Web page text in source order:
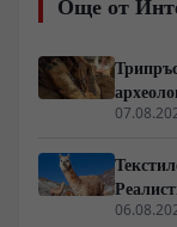
комуникацията,
разглеждаме
от правила,
работещ
пространство в
алпака